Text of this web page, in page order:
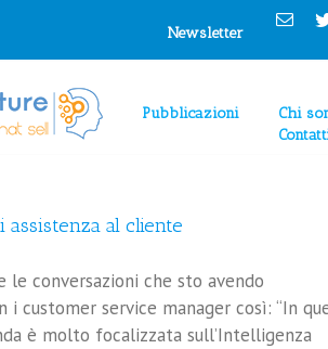
Newsletter
Pubblicazioni
Chi
assistenza al cliente
le conversazioni che sto avendo
i customer service manager così: “In
è molto focalizzata sull’Intelligenza
parti. Se sei d'accordo clicca "Accetto"